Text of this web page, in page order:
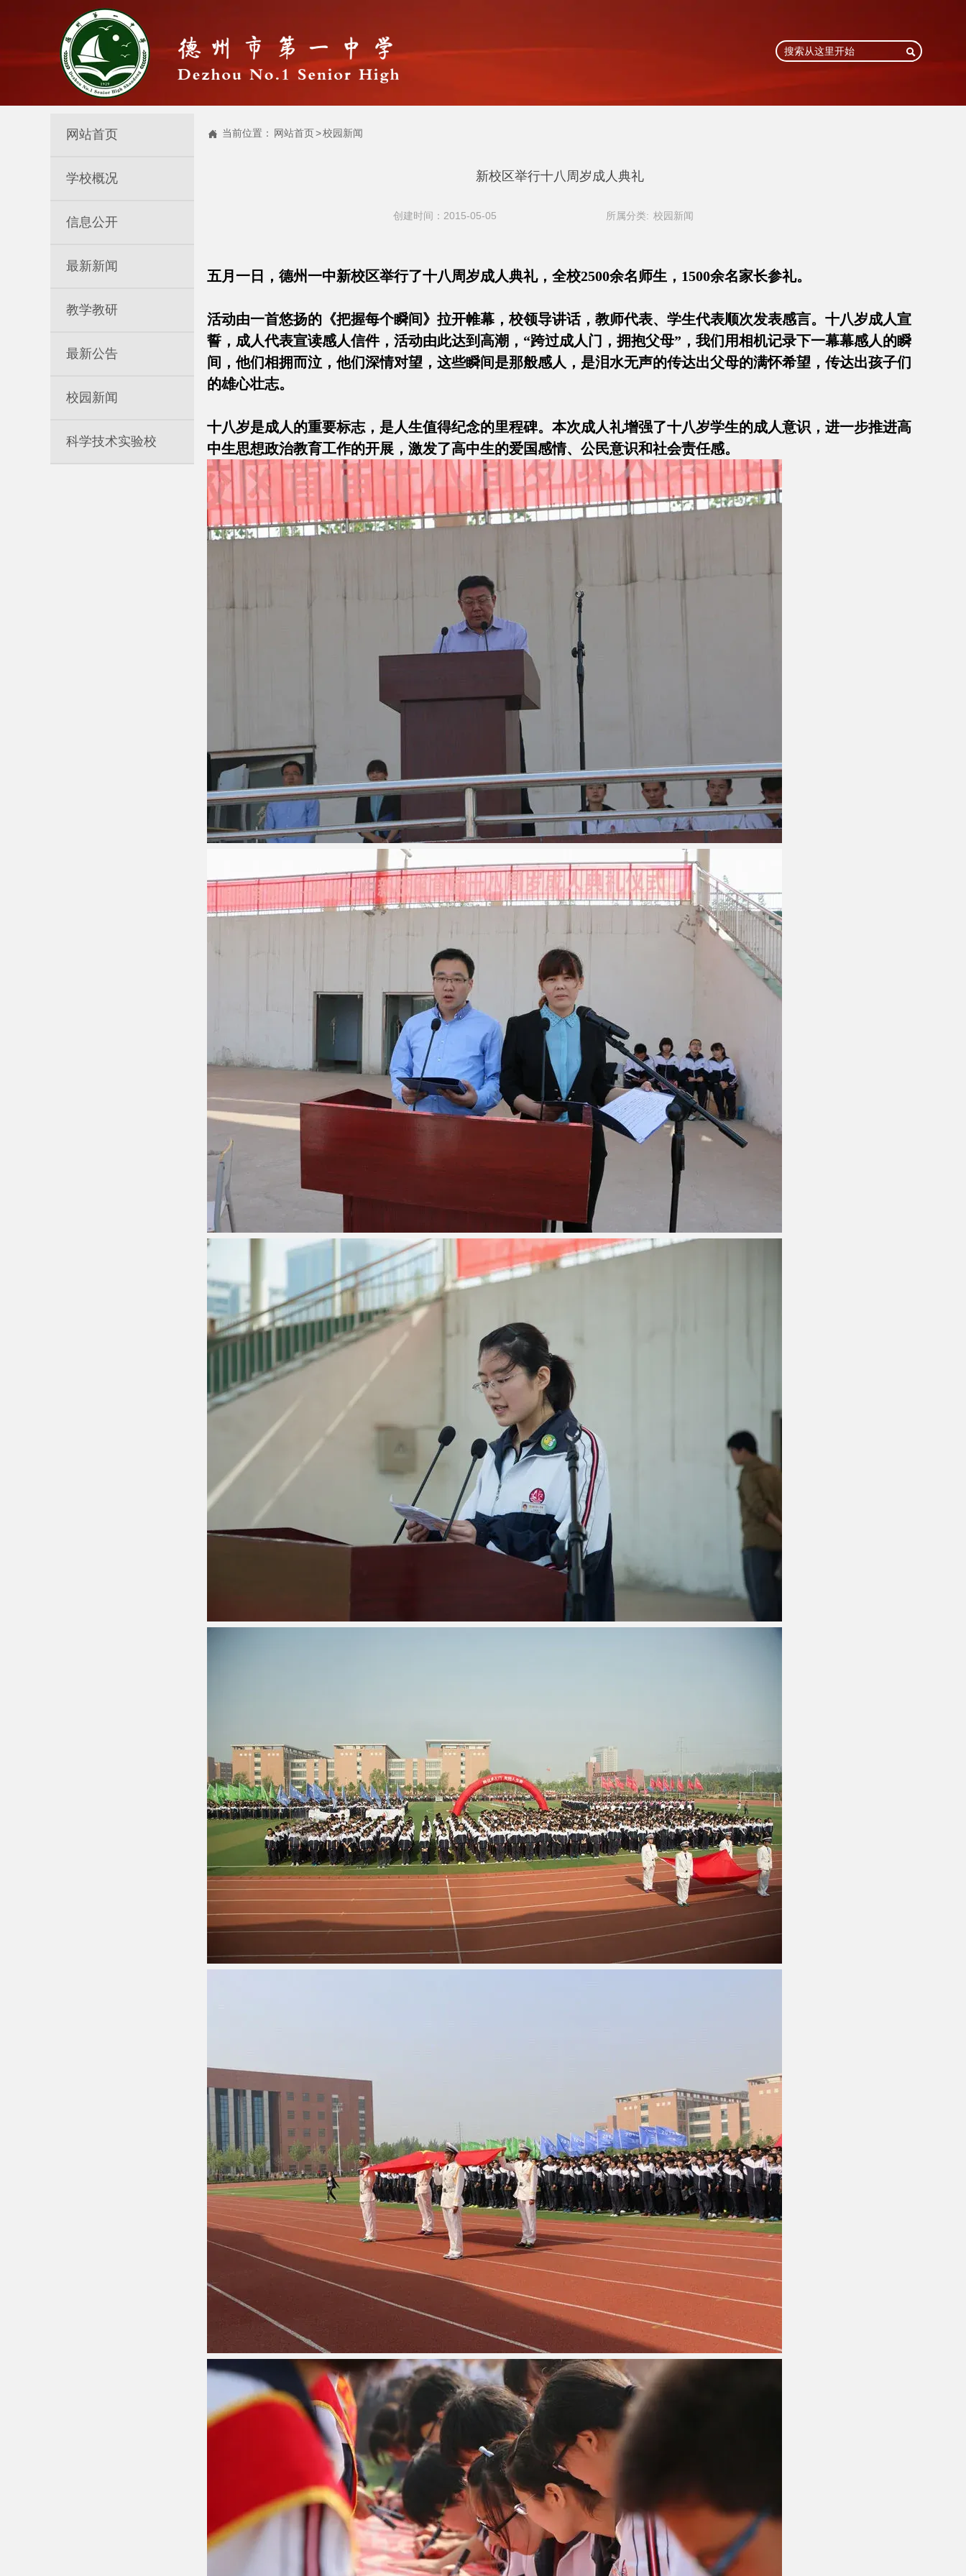

新校区举行十八周岁成人典礼
创建时间：2015-05-05 所属分类: 校园新闻
五月一日，德州一中新校区举行了十八周岁成人典礼，全校2500余名师生，1500余名家长参礼。
活动由一首悠扬的《把握每个瞬间》拉开帷幕，校领导讲话，教师代表、学生代表顺次发表感言。十八岁成人宣
誓，成人代表宣读感人信件，活动由此达到高潮，“跨过成人门，拥抱父母”，我们用相机记录下一幕幕感人的瞬
间，他们相拥而泣，他们深情对望，这些瞬间是那般感人，是泪水无声的传达出父母的满怀希望，传达出孩子们
的雄心壮志。
十八岁是成人的重要标志，是人生值得纪念的里程碑。本次成人礼增强了十八岁学生的成人意识，进一步推进高
中生思想政治教育工作的开展，激发了高中生的爱国感情、公民意识和社会责任感。
 当前位置： 网站首页>校园新闻
网站首页
学校概况
信息公开
最新新闻
教学教研
最新公告
校园新闻
科学技术实验校